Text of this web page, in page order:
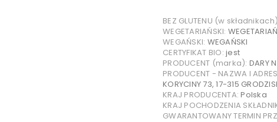
BEZ GLUTENU (w
WEGETARIAŃSKI:
WEGAŃSKI: WEGAŃSKI
CERTYFIKAT BIO:jest
PRODUCENT (marka): DARY
PRODUCENT - NAZWA I
KORYCINY 73, 17-315
KRAJ PRODUCENTA:Polska
KRAJ POCHODZENIA
GWARANTOWANY TERMIN